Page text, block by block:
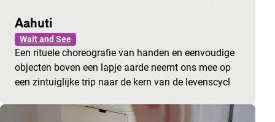
Aahuti
Wait and See
Een rituele choreografie van handen en eenvoudige
objecten boven een lapje aarde neemt ons mee op
een zintuiglijke trip naar de kern van de levenscycl